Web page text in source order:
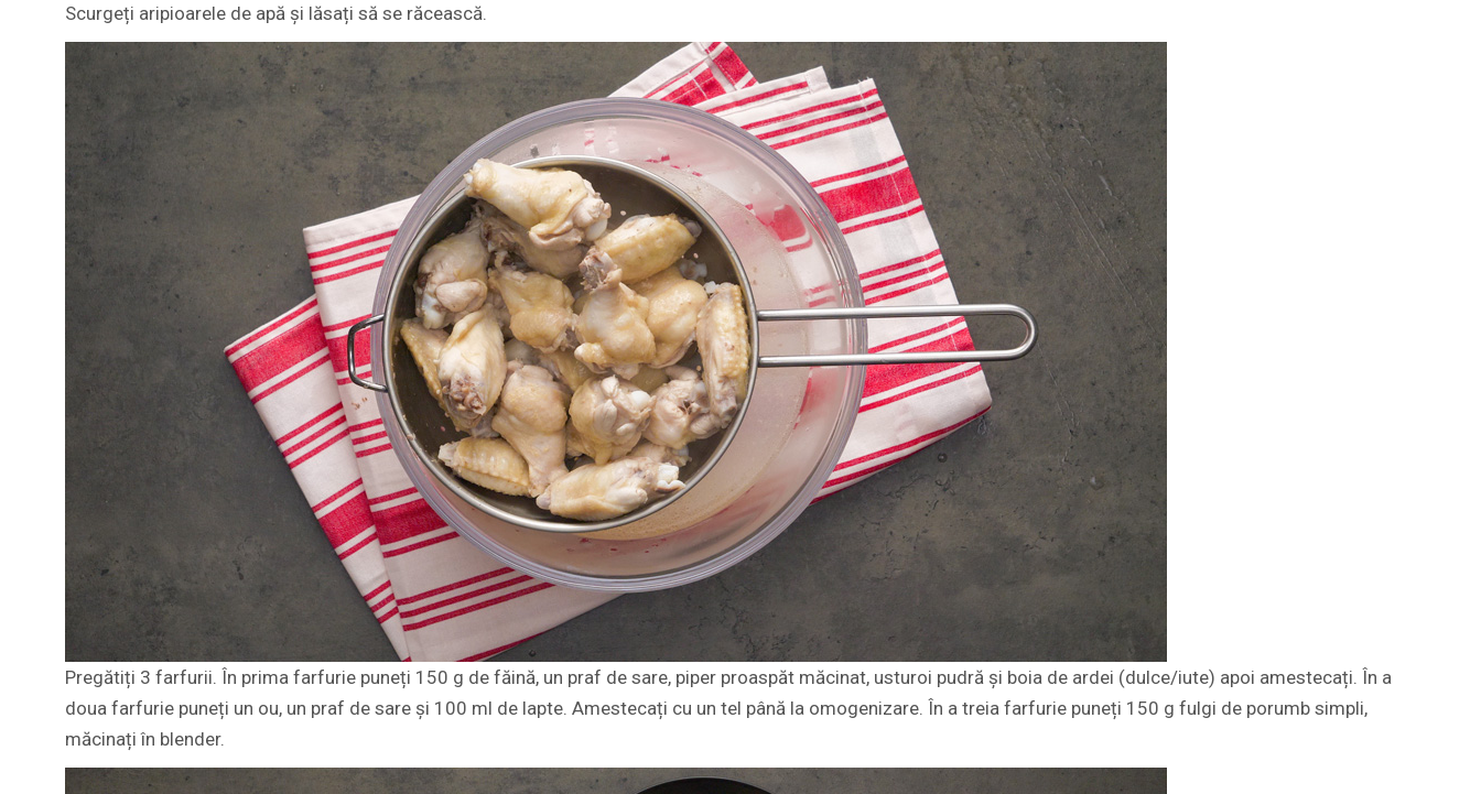
Scurgeți aripioarele de apă și lăsați să se răcească.
Pregătiți 3 farfurii. În prima farfurie puneți 150 g de făină, un praf de sare, piper proaspăt măcinat, usturoi pudră și boia de ardei (dulce/iute) apoi amestecați. În a
doua farfurie puneți un ou, un praf de sare și 100 ml de lapte. Amestecați cu un tel până la omogenizare. În a treia farfurie puneți 150 g fulgi de porumb simpli,
măcinați în blender.